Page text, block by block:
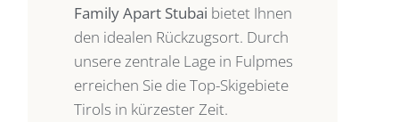
Family Apart Stubai bietet Ihnen
den idealen Rückzugsort. Durch
unsere zentrale Lage in Fulpmes
erreichen Sie die Top-Skigebiete
Tirols in kürzester Zeit.